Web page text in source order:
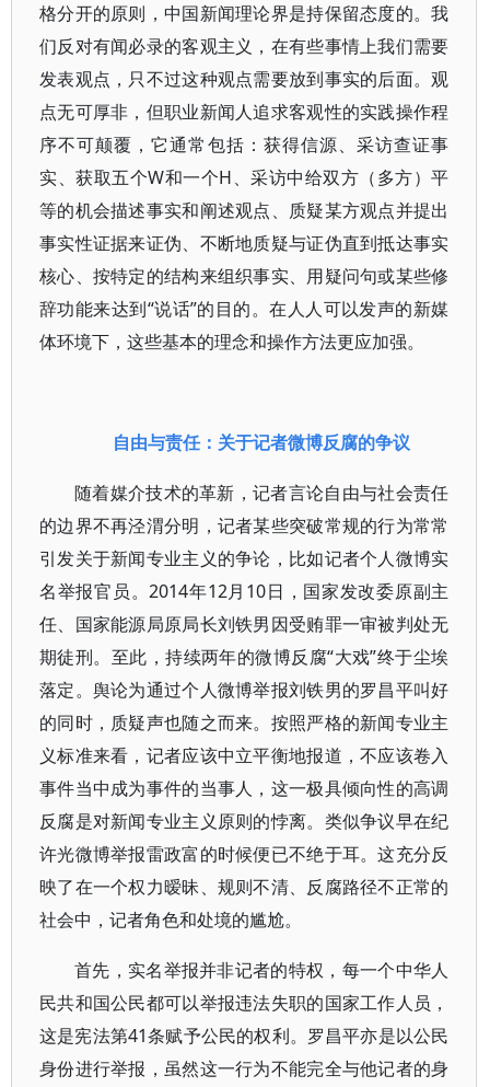
格分开的原则，中国新闻理论界是持保留态度的。我
们反对有闻必录的客观主义，在有些事情上我们需要
发表观点，只不过这种观点需要放到事实的后面。观
点无可厚非，但职业新闻人追求客观性的实践操作程
序不可颠覆，它通常包括：获得信源、采访查证事
实、获取五个W和一个H、采访中给双方（多方）平
等的机会描述事实和阐述观点、质疑某方观点并提出
事实性证据来证伪、不断地质疑与证伪直到抵达事实
核心、按特定的结构来组织事实、用疑问句或某些修
辞功能来达到“说话”的目的。在人人可以发声的新媒
体环境下，这些基本的理念和操作方法更应加强。
自由与责任：关于记者微博反腐的争议
随着媒介技术的革新，记者言论自由与社会责任
的边界不再泾渭分明，记者某些突破常规的行为常常
引发关于新闻专业主义的争论，比如记者个人微博实
名举报官员。2014年12月10日，国家发改委原副主
任、国家能源局原局长刘铁男因受贿罪一审被判处无
期徒刑。至此，持续两年的微博反腐“大戏”终于尘埃
落定。舆论为通过个人微博举报刘铁男的罗昌平叫好
的同时，质疑声也随之而来。按照严格的新闻专业主
义标准来看，记者应该中立平衡地报道，不应该卷入
事件当中成为事件的当事人，这一极具倾向性的高调
反腐是对新闻专业主义原则的悖离。类似争议早在纪
许光微博举报雷政富的时候便已不绝于耳。这充分反
映了在一个权力暧昧、规则不清、反腐路径不正常的
社会中，记者角色和处境的尴尬。
首先，实名举报并非记者的特权，每一个中华人
民共和国公民都可以举报违法失职的国家工作人员，
这是宪法第41条赋予公民的权利。罗昌平亦是以公民
身份进行举报，虽然这一行为不能完全与他记者的身